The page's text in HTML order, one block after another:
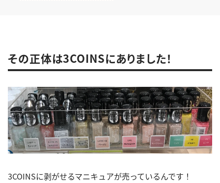
その正体は3COINSにありました！
3COINSに剥がせるマニキュアが売っているんです！